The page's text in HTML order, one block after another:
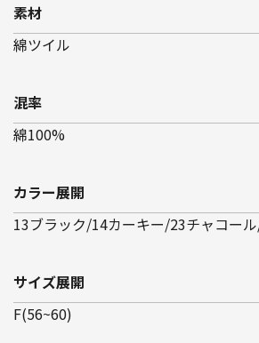
素材
綿ツイル
混率
綿100%
カラー展開
13ブラック/14カーキー/23チャコー
サイズ展開
F(56~60)